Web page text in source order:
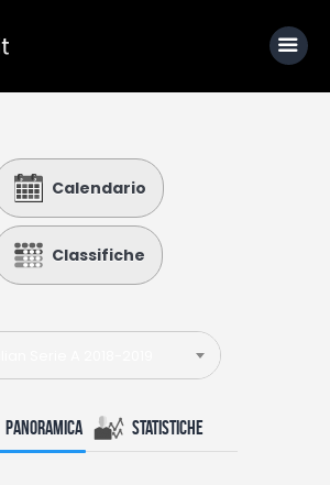
Che
di Giulia
Calendario
Classifiche
Panoramica Statistiche